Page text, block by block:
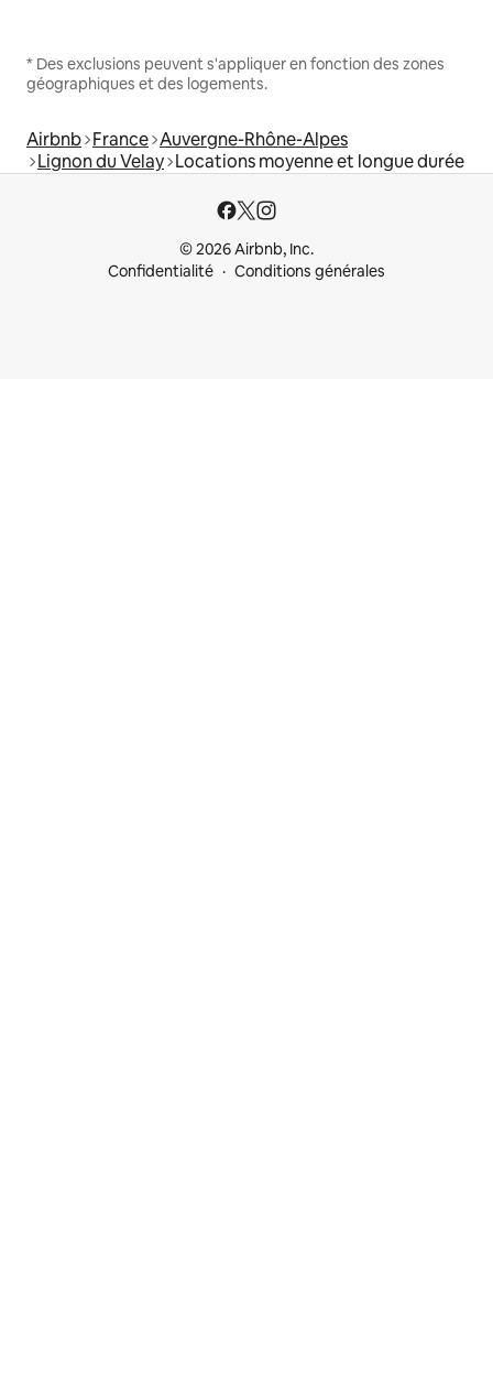
* Des exclusions peuvent s'appliquer en fonction des zones
géographiques et des logements.
Airbnb France Auvergne-Rhône-Alpes
Lignon du Velay Locations moyenne et longue durée
© 2026 Airbnb, Inc.
Confidentialité
Conditions générales